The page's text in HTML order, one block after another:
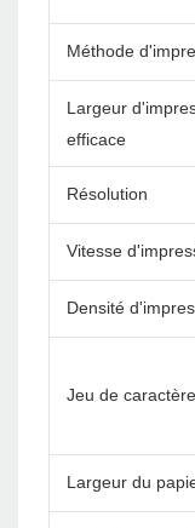
Méthode
Largeur
efficace
Résolution
Vitesse
Densité
Jeu de
Largeur du